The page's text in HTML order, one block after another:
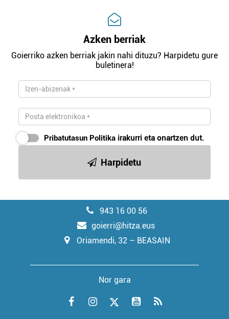
Azken berriak
Goierriko azken berriak jakin nahi dituzu? Harpidetu gure
buletinera!
Pribatutasun Politika irakurri eta onartzen dut.
Harpidetu
943 16 00 56
goierri@hitza.eus
Oriamendi, 32 – BEASAIN
Nor gara